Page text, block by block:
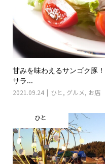
甘みを味わえるサンゴク豚
サラ...
2021.09.24 ひと , グルメ, お店
ひと